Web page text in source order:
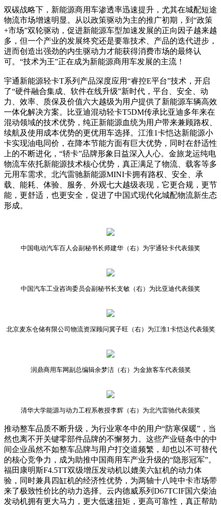
双碳战略下，新能源商用车渗透率迅速提升，尤其在城配短途
物流市场增速明显。从以政策驱动为主的推广初期，到“政策
+市场”双轮驱动，促进新能源车型加速发展的正向因子越来越
多，但一个产业的发展终究还是要靠技术、产品的迭代进步，
进而创造出强劲的内生驱动力才能获得消费市场的最终认
可。“技术为王”正在成为新能源商用车发展的主流！
宇通新能源轻卡T系列产品深度应用“睿控E平台”技术，开启
了“硬件融合集成、软件在线升级”新时代，平台、安全、动
力、效率、质保及价值六大越级为用户提供了新能源车辆高效
一体化解决方案。比亚迪混动轻卡T5DM传承比亚迪多年来在
混动领域的技术优势，纯正新能源血统为用户带来兼顾路权、
续航及使用成本优势的更优用车选择。江淮1卡恺达新能源小
卡实现油电同价，在降本节能方面有巨大优势，同时在舒适性
上的不断进化，“轿卡”品牌形象日益深入人心。金旅龙运纯电
物流车依托新能源技术核心优势，真正满足了物流、载客等多
元用车需求。北汽雷驰新能源MINI卡拥有路权、安全、承
载、能耗、体验、服务、外观七大越级表现，它更合规，更节
能，更舒适，也更安全，促进了中国式现代化城配物流新生态
形成。
中国电动汽车百人会副秘书长师建华（右）为宇通轻卡代表颁奖
中国汽车工业咨询委员会副秘书长支敏（右）为比亚迪代表颁奖
北京麦东仓储有限公司物流资深顾问冀子旺（右）为江淮1卡恺达代表颁奖
润鼎商用车网副总编辑余梦洁（右）为金旅客车代表颁奖
清华大学能源与动力工程系教授李辉（右）为北汽雷驰代表颁奖
推动整车品质不断升级，为行业寒冬中的用户“防寒保暖”，当
然也离不开关键零部件品牌的不懈努力。这些产业链条中的中
间企业虽然不如整车品牌与用户打交道频繁，却也以不可替代
的核心竞争力，成为助推中国商用车产业升级的“隐形冠军”。
福田康明斯F4.5TT双级增压发动机以媲美六缸机的动力体
验，同时兼具四缸机的经济性优势，为两轴十八吨中卡市场带
来了极致性价比的动力选择。云内德威系列D67TCIF国六柴油
发动机拥有更大马力，更大低速扭矩，更高可靠性，真正帮助